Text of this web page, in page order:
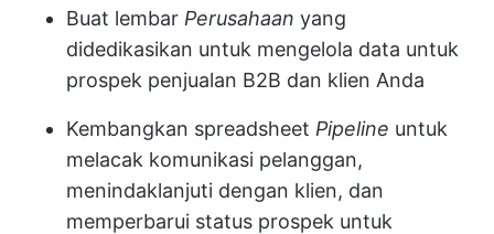
Buat lembar Perusahaan yang
didedikasikan untuk mengelola data untuk
prospek penjualan B2B dan klien Anda
Kembangkan spreadsheet Pipeline untuk
melacak komunikasi pelanggan,
menindaklanjuti dengan klien, dan
memperbarui status prospek untuk